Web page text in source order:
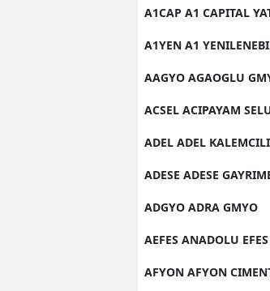
A1CAP A1 CAPITAL
A1YEN A1
AAGYO AGAOGLU
ACSEL ACIPAYAM
ADEL ADEL
ADESE ADESE
ADGYO ADRA GMYO
AEFES ANADOLU EFES
AFYON AFYON